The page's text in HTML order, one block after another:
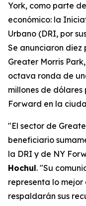
York, como parte
económico: la
Urbano (DRI, por
Se anunciaron
Greater Morris
octava ronda de
millones de
Forward en la
"El sector de
beneficiario
la DRI y de NY
Hochul. "Su
representa lo mejor
respaldarán sus